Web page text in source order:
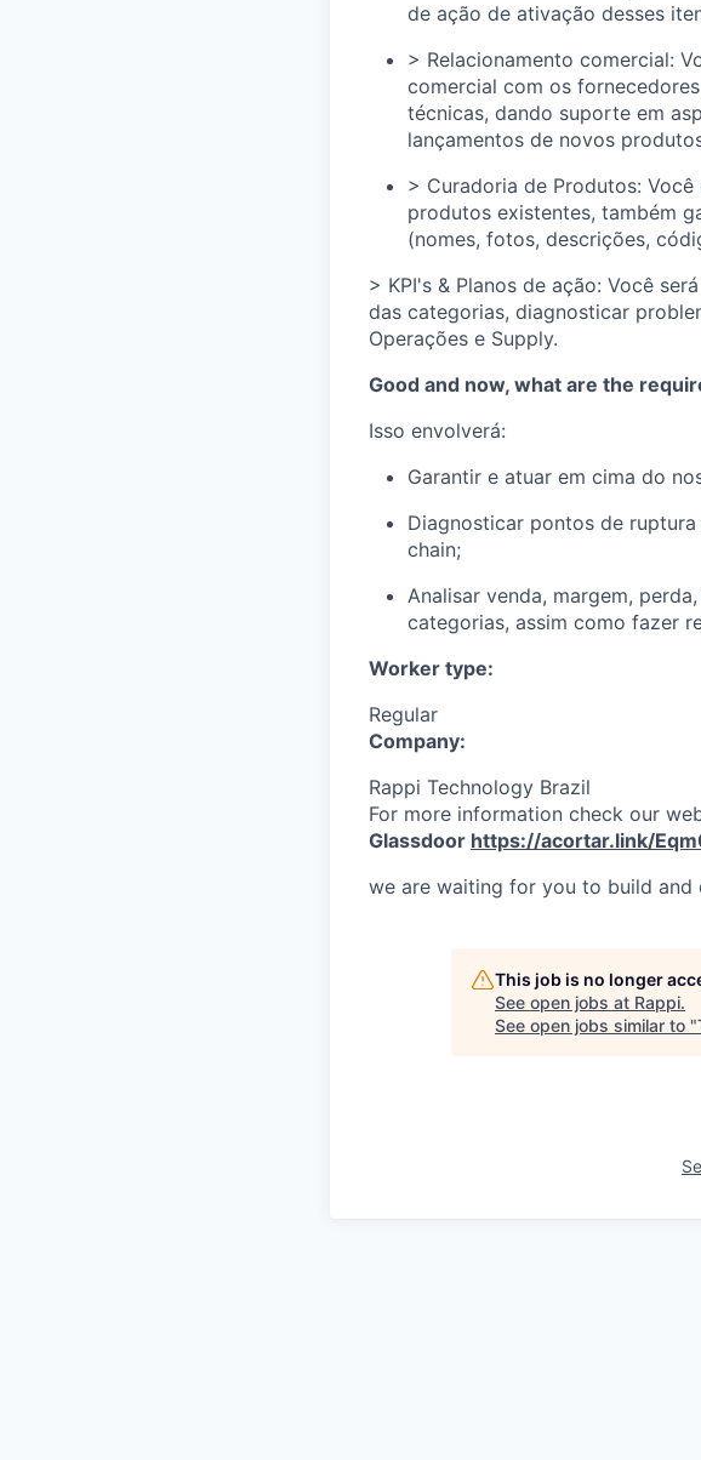
de ação de ativação desses
> Relacionamento comercial:
comercial com os
técnicas, dando suporte em
lançamentos de novos
> Curadoria de Produtos:
produtos existentes, também
(nomes, fotos, descrições,
> KPI's & Planos de ação: Você
das categorias, diagnosticar
Operações e Supply.
Good and now, what are the
Isso envolverá:
Garantir e atuar em cima do
Diagnosticar pontos de
chain;
Analisar venda, margem,
categorias, assim como fazer
Worker type:
Regular
Company:
Rappi Technology Brazil
For more information check our
Glassdoor https://acortar.link/
we are waiting for you to build and
This job is no longer
See open jobs at Rappi.
See open jobs similar to "